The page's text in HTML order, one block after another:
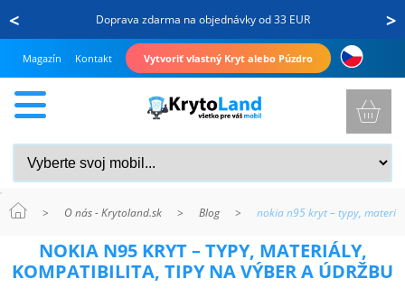
< >
Doprava zdarma na objednávky od 33 EUR
Magazín Kontakt Vytvoriť vlastný Kryt alebo Púzdro
NOKIA N95 KRYT – TYPY, MATERIÁLY,
KOMPATIBILITA, TIPY NA VÝBER A ÚDRŽBU
> O nás - Krytoland.sk > Blog > nokia n95 kryt – typy,